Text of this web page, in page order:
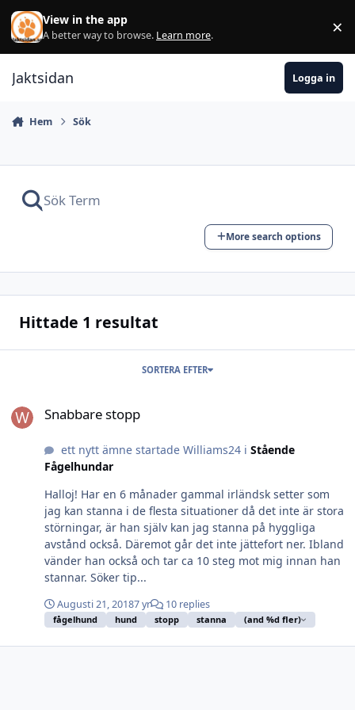
Hoppa till innehåll
View in the app
A better way to browse. Learn more. ×
Jaktsidan Logga in
Hem Sök
More search options
Hittade 1 resultat
SORTERA EFTER
Snabbare stopp
ett nytt ämne startade Williams24 i Stående
Fågelhundar
Halloj! Har en 6 månader gammal irländsk setter som
jag kan stanna i de flesta situationer då det inte är stora
störningar, är han själv kan jag stanna på hyggliga
avstånd också. Däremot går det inte jättefort ner. Ibland
vänder han också och tar ca 10 steg mot mig innan han
stannar. Söker tip...
Augusti 21, 20187 yr 10 replies
fågelhund hund stopp stanna (and %d fler)